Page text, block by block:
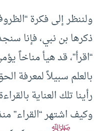
ولننظر إلى فكرة
ذكرها بن نبي، فإنا
“اقرأ”، قد هيأ مناخاً
بالعلم سبيلاً لمعرفة
رأينا تلك العناية
وكيف اشتهر “القراء”